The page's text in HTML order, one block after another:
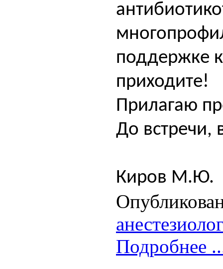
поддержке
приходите!
Прилагаю
До встречи,
Киров М.Ю.
Подробнее